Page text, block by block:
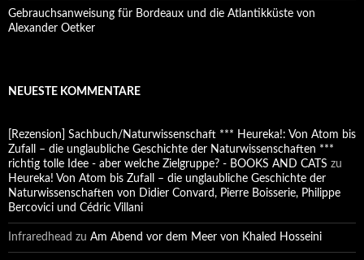
Gebrauchsanweisung für Bordeaux und die Atlantikküste von
Alexander Oetker
NEUESTE KOMMENTARE
[Rezension] Sachbuch/Naturwissenschaft *** Heureka!: Von Atom bis
Zufall – die unglaubliche Geschichte der Naturwissenschaften ***
richtig tolle Idee - aber welche Zielgruppe? - BOOKS AND CATS zu
Heureka! Von Atom bis Zufall – die unglaubliche Geschichte der
Naturwissenschaften von Didier Convard, Pierre Boisserie, Philippe
Bercovici und Cédric Villani
Infraredhead zu Am Abend vor dem Meer von Khaled Hosseini